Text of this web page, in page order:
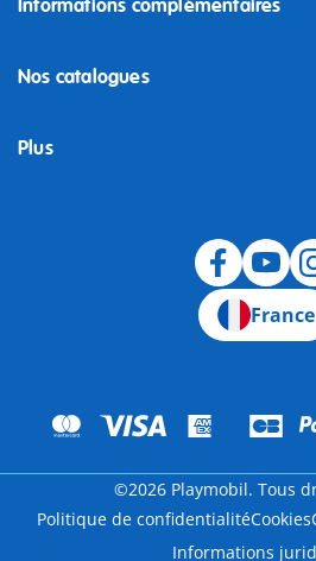
Informations complémentaires
Nos catalogues
Plus
France
©2026 Playmobil. Tous
Politique de confidentialitéCookies
Informations